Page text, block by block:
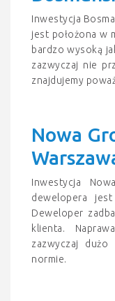
Inwestycja
jest położona w
bardzo wysoką
zazwyczaj nie
znajdujemy
Nowa
Inwestycja
dewelopera
Deweloper
klienta.
zazwyczaj
normie.